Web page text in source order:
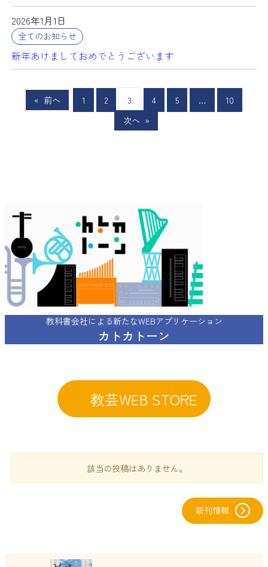
2026年1月1日
全てのお知らせ
新年あけましておめでとうございます
« 前へ 1 2 3 4 5 …
10
次へ »
教科書会社による新たなWEBアプリケーション
カトカトーン
ル
プ
リ
ン
ク
教芸WEB STORE
該当の投稿はありません。
新刊情報